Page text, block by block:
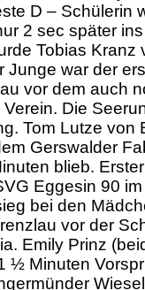
D – Schülerin
2 sec später
Tobias Kranz
Junge war der
vor dem auch
Die
Tom Lutze von
Gerswalder
blieb.
Eggesin 90
bei den
vor der
Emily Prinz
½ Minuten